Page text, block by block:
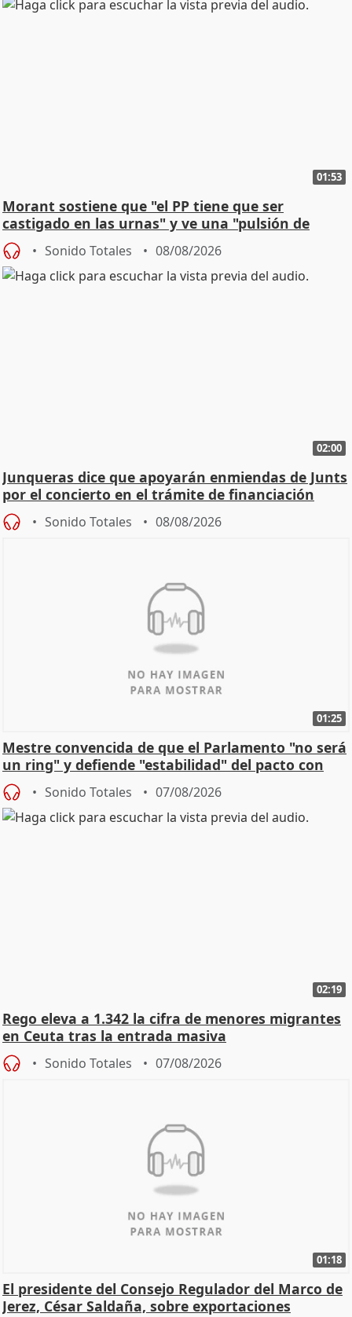
01:53
Morant sostiene que "el PP tiene que ser
castigado en las urnas" y ve una "pulsión de
cambio"
Sonido Totales 08/08/2026
02:00
Junqueras dice que apoyarán enmiendas de Junts
por el concierto en el trámite de financiación
Sonido Totales 08/08/2026
01:25
Mestre convencida de que el Parlamento "no será
un ring" y defiende "estabilidad" del pacto con
Vox
Sonido Totales 07/08/2026
02:19
Rego eleva a 1.342 la cifra de menores migrantes
en Ceuta tras la entrada masiva
Sonido Totales 07/08/2026
01:18
El presidente del Consejo Regulador del Marco de
Jerez, César Saldaña, sobre exportaciones